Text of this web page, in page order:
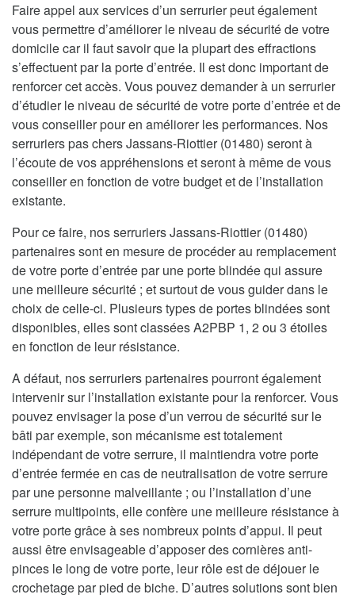
Faire appel aux services d’un serrurier peut également
vous permettre d’améliorer le niveau de sécurité de votre
domicile car il faut savoir que la plupart des effractions
s’effectuent par la porte d’entrée. Il est donc important de
renforcer cet accès. Vous pouvez demander à un serrurier
d’étudier le niveau de sécurité de votre porte d’entrée et de
vous conseiller pour en améliorer les performances. Nos
serruriers pas chers Jassans-Riottier (01480) seront à
l’écoute de vos appréhensions et seront à même de vous
conseiller en fonction de votre budget et de l’installation
existante.
Pour ce faire, nos serruriers Jassans-Riottier (01480)
partenaires sont en mesure de procéder au remplacement
de votre porte d’entrée par une porte blindée qui assure
une meilleure sécurité ; et surtout de vous guider dans le
choix de celle-ci. Plusieurs types de portes blindées sont
disponibles, elles sont classées A2PBP 1, 2 ou 3 étoiles
en fonction de leur résistance.
A défaut, nos serruriers partenaires pourront également
intervenir sur l’installation existante pour la renforcer. Vous
pouvez envisager la pose d’un verrou de sécurité sur le
bâti par exemple, son mécanisme est totalement
indépendant de votre serrure, il maintiendra votre porte
d’entrée fermée en cas de neutralisation de votre serrure
par une personne malveillante ; ou l’installation d’une
serrure multipoints, elle confère une meilleure résistance à
votre porte grâce à ses nombreux points d’appui. Il peut
aussi être envisageable d’apposer des cornières anti-
pinces le long de votre porte, leur rôle est de déjouer le
crochetage par pied de biche. D’autres solutions sont bien